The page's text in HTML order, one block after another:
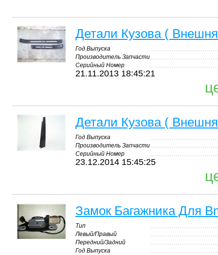
Детали Кузова (
Год Выпуска
Производитель Запчасти
Серийный Номер
21.11.2013 18:45:21
Детали Кузова (
Год Выпуска
Производитель Запчасти
Серийный Номер
23.12.2014 15:45:25
Замок Багажника Для
Тип
Левый/Правый
Передний/Задний
Год Выпуска